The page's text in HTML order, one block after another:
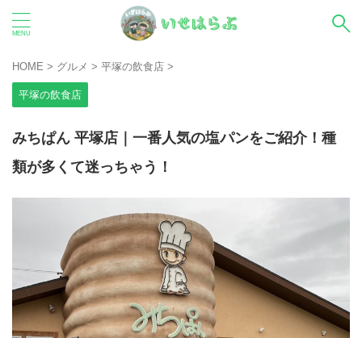
HOME > グルメ > 平塚の飲食店 >
平塚の飲食店
みちぱん 平塚店｜一番人気の塩パンをご紹介！種
類が多くて迷っちゃう！